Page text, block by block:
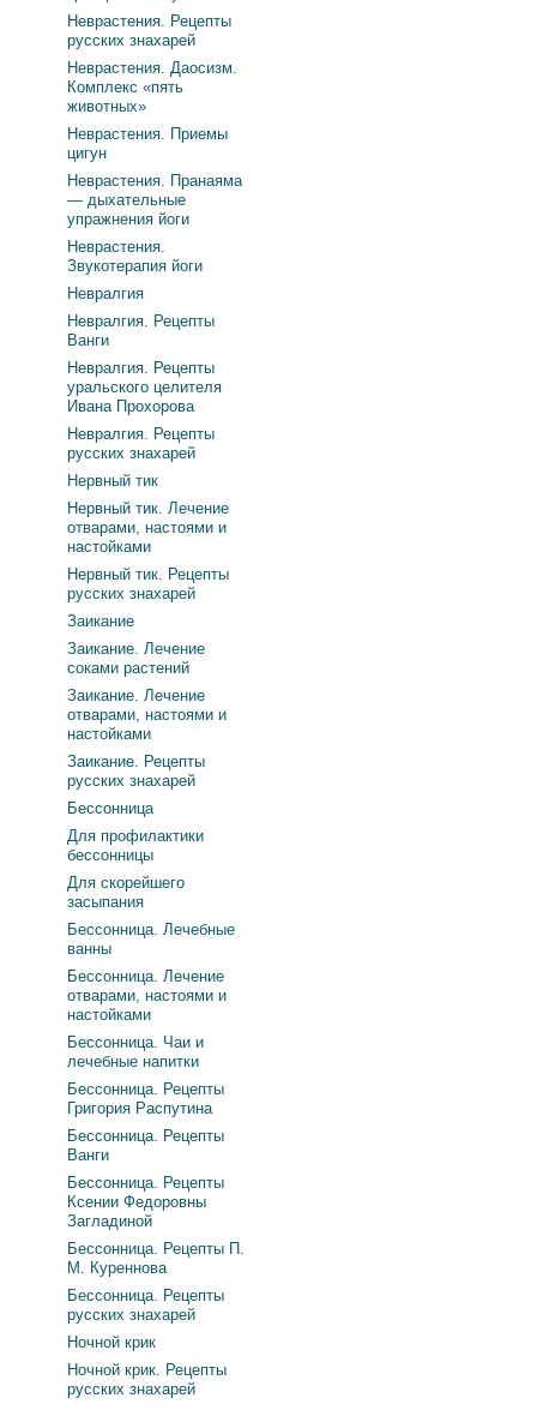
Неврастения. Рецепты
русских знахарей
Неврастения. Даосизм.
Комплекс «пять
животных»
Неврастения. Приемы
цигун
Неврастения. Пранаяма
— дыхательные
упражнения йоги
Неврастения.
Звукотерапия йоги
Невралгия
Невралгия. Рецепты
Ванги
Невралгия. Рецепты
уральского целителя
Ивана Прохорова
Невралгия. Рецепты
русских знахарей
Нервный тик
Нервный тик. Лечение
отварами, настоями и
настойками
Нервный тик. Рецепты
русских знахарей
Заикание
Заикание. Лечение
соками растений
Заикание. Лечение
отварами, настоями и
настойками
Заикание. Рецепты
русских знахарей
Бессонница
Для профилактики
бессонницы
Для скорейшего
засыпания
Бессонница. Лечебные
ванны
Бессонница. Лечение
отварами, настоями и
настойками
Бессонница. Чаи и
лечебные напитки
Бессонница. Рецепты
Григория Распутина
Бессонница. Рецепты
Ванги
Бессонница. Рецепты
Ксении Федоровны
Загладиной
Бессонница. Рецепты П.
М. Куреннова
Бессонница. Рецепты
русских знахарей
Ночной крик
Ночной крик. Рецепты
русских знахарей